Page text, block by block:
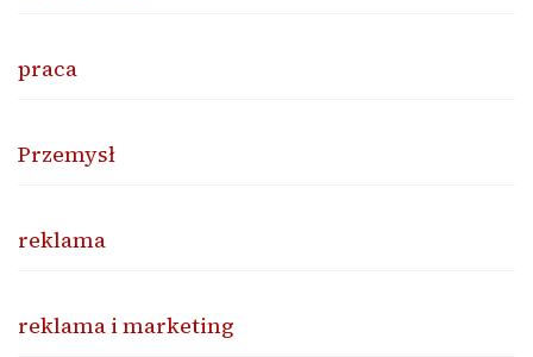
praca
Przemysł
reklama
reklama i marketing